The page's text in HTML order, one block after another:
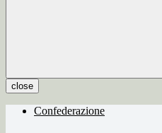
close
Confederazione